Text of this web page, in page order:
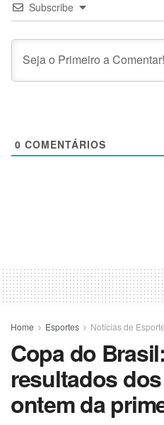
Subscribe
0 COMENTÁRIOS
Home Esportes Notícias de
Copa do
resultados
ontem da